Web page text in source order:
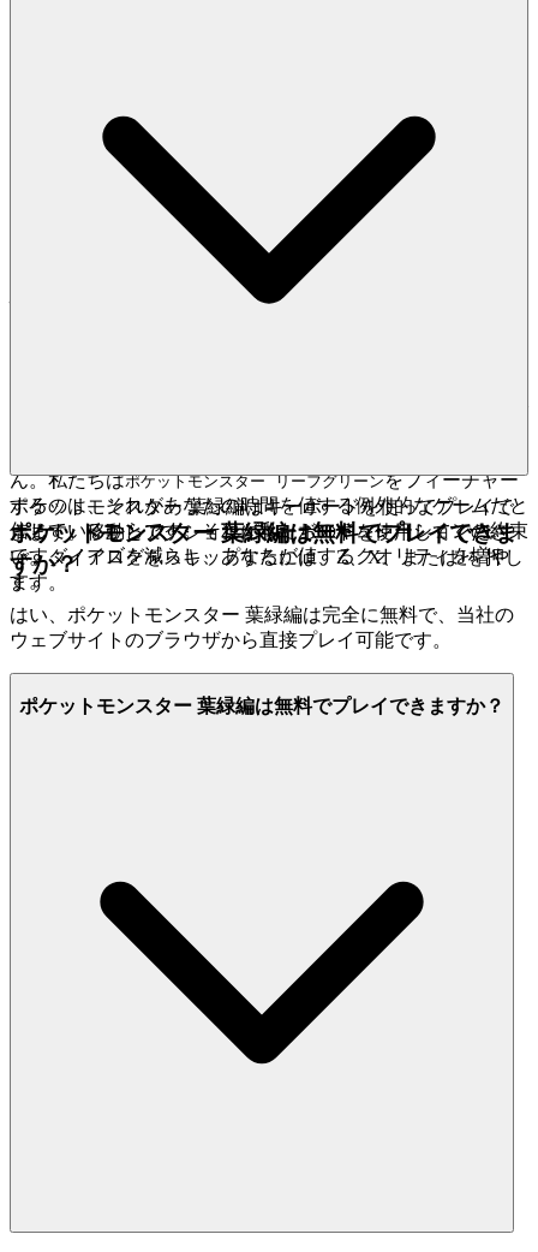
4. プレイヤーへの敬意：厳選されたクオリティフ
ァーストの世界
あなたの時間と注意力はかけがえのない資源であり、私たち
はそれを最大限に尊重します。私たちの哲学は、あなたが膨
大な選択肢の海以上のものを値する――慎重に選ばれた卓越
性のコレクションを値すると定めています。私たちはゲーム
ん。私たちはポケットモンスター リーフグリーンをフィーチャー
するのは、それがあなたの時間を値する例外的なゲームだと
信じているからです。それが私たちのキュレーションの約束
です：ノイズを減らし、あなたが値するクオリティを増や
す。
ポケットモンスター 葉緑編はキーボードを使ってプレイで
きます。移動とアクションにキーボードを使用してくださ
い。ダイアログをスキップするには、Z、X、またはJを押し
ます。
ポケットモンスター 葉緑編は無料でプレイできま
すか？
はい、ポケットモンスター 葉緑編は完全に無料で、当社の
ウェブサイトのブラウザから直接プレイ可能です。
ポケットモンスター 葉緑編は無料でプレイできますか？